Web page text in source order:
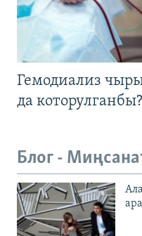
Гемодиализ
да которулганбы?
Блог -